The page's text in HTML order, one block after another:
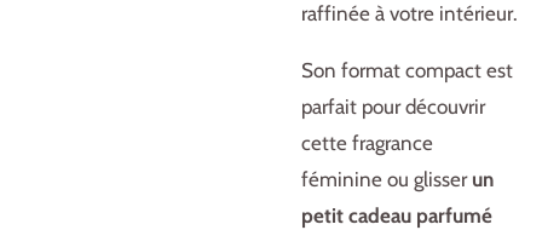
raffinée à votre intérieur.
Son format compact est
parfait pour découvrir
cette fragrance
féminine ou glisser un
petit cadeau parfumé